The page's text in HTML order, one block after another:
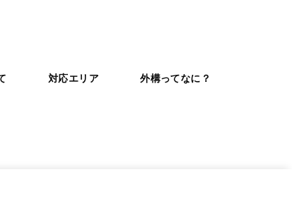
対応エリア 外構ってなに？